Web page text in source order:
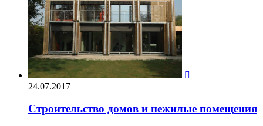

24.07.2017
Строительство домов и нежилые помещения